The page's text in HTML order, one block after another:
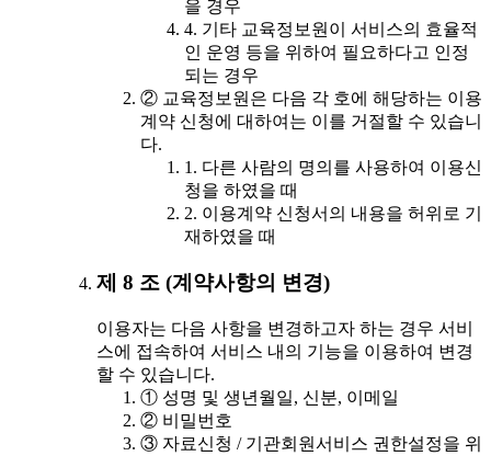
을 경우
4. 기타 교육정보원이 서비스의 효율적
인 운영 등을 위하여 필요하다고 인정
되는 경우
② 교육정보원은 다음 각 호에 해당하는 이용
계약 신청에 대하여는 이를 거절할 수 있습니
다.
1. 다른 사람의 명의를 사용하여 이용신
청을 하였을 때
2. 이용계약 신청서의 내용을 허위로 기
재하였을 때
제 8 조 (계약사항의 변경)
이용자는 다음 사항을 변경하고자 하는 경우 서비
스에 접속하여 서비스 내의 기능을 이용하여 변경
할 수 있습니다.
① 성명 및 생년월일, 신분, 이메일
② 비밀번호
③ 자료신청 / 기관회원서비스 권한설정을 위